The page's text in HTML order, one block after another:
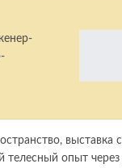
выставка
телесный опыт